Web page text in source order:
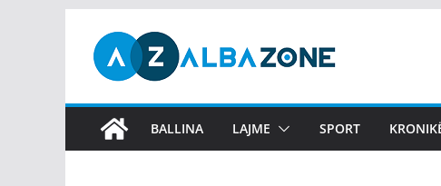
content
BALLINA LAJME SPORT